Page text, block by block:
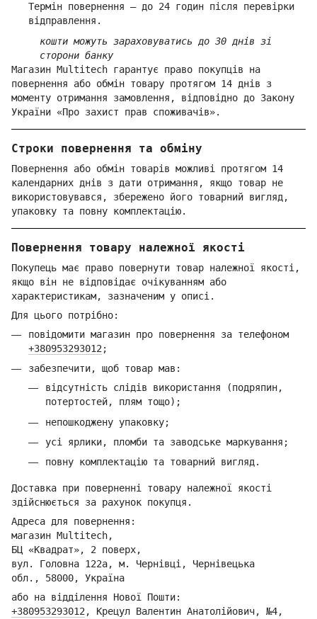
Термін повернення — до 24 годин після перевірки
відправлення.
кошти можуть зараховуватись до 30 днів зі
сторони банку
Магазин Multitech гарантує право покупців на
повернення або обмін товару протягом 14 днів з
моменту отримання замовлення, відповідно до Закону
України «Про захист прав споживачів».
Строки повернення та обміну
Повернення або обмін товарів можливі протягом 14
календарних днів з дати отримання, якщо товар не
використовувався, збережено його товарний вигляд,
упаковку та повну комплектацію.
Повернення товару належної якості
Покупець має право повернути товар належної якості,
якщо він не відповідає очікуванням або
характеристикам, зазначеним у описі.
Для цього потрібно:
повідомити магазин про повернення за телефоном
+380953293012 ;
забезпечити, щоб товар мав:
відсутність слідів використання (подряпин,
потертостей, плям тощо);
непошкоджену упаковку;
усі ярлики, пломби та заводське маркування;
повну комплектацію та товарний вигляд.
Доставка при поверненні товару належної якості
здійснюється за рахунок покупця.
Адреса для повернення:
магазин Multitech,
БЦ «Квадрат», 2 поверх,
вул. Головна 122а, м. Чернівці, Чернівецька
обл., 58000, Україна
або на відділення Нової Пошти:
+380953293012 , Крецул Валентин Анатолійович, №4,